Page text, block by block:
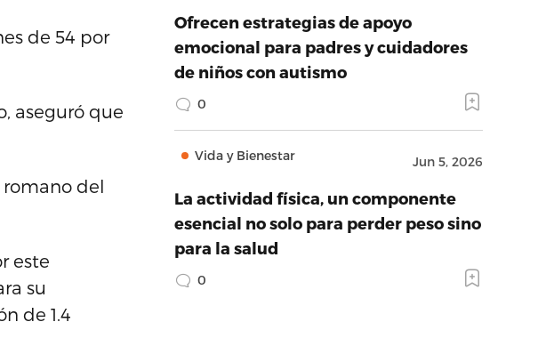
de 54 por
aseguró que
del
este
su
de 1.4
Ofrecen estrategias de apoyo
emocional para padres y cuidadores
de niños con autismo
0
Vida y Bienestar Jun 5, 2026
La actividad física, un componente
esencial no solo para perder peso sino
para la salud
0